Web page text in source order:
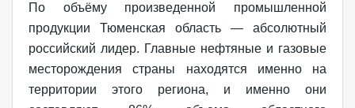
По объёму произведенной промышленной
продукции Тюменская область — абсолютный
российский лидер. Главные нефтяные и газовые
месторождения страны находятся именно на
территории этого региона, и именно они